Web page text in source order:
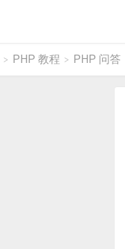
> PHP 教程 > PHP 问答